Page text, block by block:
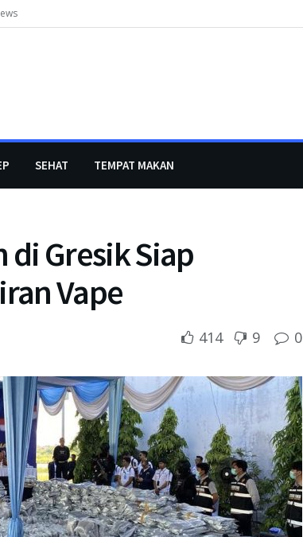
SEHAT TEMPAT MAKAN
di Gresik Siap
Vape
414 9 0